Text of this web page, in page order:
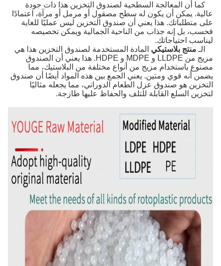
كما أن المعالجة السطحية لصندوق التخزين هذا ذات جودة
عالية. يمكن أن يكون له سطح مصقول أو مرمل أو مرآة، اعتمادًا
على متطلباتك. هذا يعني أن صندوق التخزين ليس عمليًا للغاية
فحسب، بل إنه جذاب من الناحية الجمالية ويمكن تخصيصه
ليناسب احتياجاتك.
الـمنتج بلاستيكي المادة المستخدمة لصندوق التخزين هذا هي
مزيج من LLDPE و MDPE و HDPE. هذا يعني أن الصندوق
مصنوع باستخدام مزيج من أنواع مختلفة من البلاستيك، مما
يضمن أنه قوي ومتين. يعني الجمع بين هذه المواد أيضًا أن صندوق
التخزين هو صندوق عزل الطعام الدوراني، مما يجعله مثاليًا
لتخزين السلع القابلة للتلف والحفاظ عليها طازجة.